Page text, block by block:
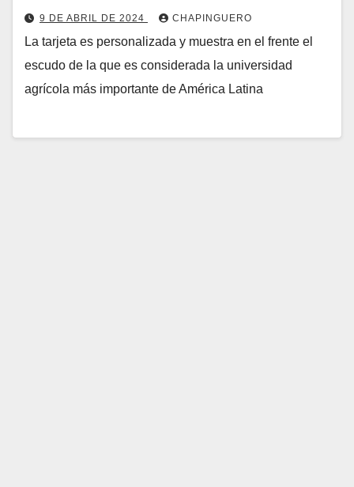
9 DE ABRIL DE 2024 CHAPINGUERO
La tarjeta es personalizada y muestra en el frente el
escudo de la que es considerada la universidad
agrícola más importante de América Latina